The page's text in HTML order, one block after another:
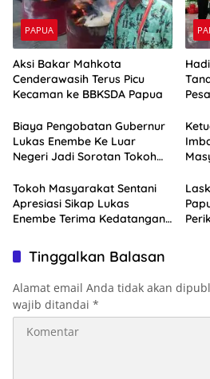
PAPUA
Aksi Bakar Mahkota
Cenderawasih Terus Picu
Kecaman ke BBKSDA Papua
Biaya Pengobatan Gubernur
Lukas Enembe Ke Luar
Negeri Jadi Sorotan Tokoh
Tokoh Masyarakat Sentani
Apresiasi Sikap Lukas
Enembe Terima Kedatangan
Tinggalkan Balasan
Alamat email Anda tidak akan
wajib ditandai *